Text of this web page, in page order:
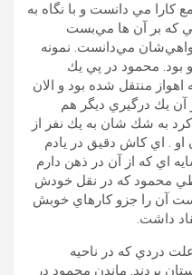
كارا مي دانست و با نگاه به
كه بر آن ها مي‌بست
مي‌دانست. نمونه
بود. محمود در پي يك
اهواز منتقل شده بود و الان
يك درگيري ديگر هم
به شك شان به يك نفر از
. اي كاش دقيق در يادم
اي كه از آن در ذهن دارم
محمود كه در نقل خودش
آن را جزو كارهاي خوبش
داشت.
به علت دردي كه در ناحيه
بردند. ماندن محمود در